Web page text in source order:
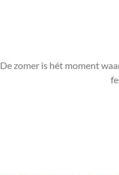
De zomer is hét moment